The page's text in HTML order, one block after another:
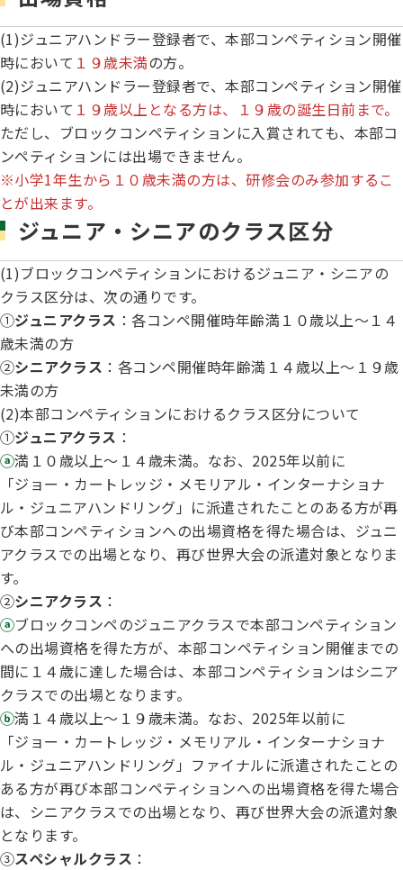
ジャパンケネルクラブチャンネルYouTube
ガゼットのご案内
犬種別犬籍登録頭数
長寿犬表彰について
災害救助犬の育成
ジャックブログ
遺伝子疾患について考えよう
「動物の愛護及び管理に関する法律」
股関節形成不全症(HD)と肘関節異形成症(ED)について
人工授精について
子犬を繁殖した方へ 〜 子犬の正式な名前のつけ方
血統証明書・よくあるご質問
Obtaining the JKC Certified Export Pedigree
フライボール競技会
オビディエンス競技会
IGP
BH
ドッグダンス
トリミング競技会
ハンドリング競技会
ジュニアハンドラー
過去の大会結果
犬の絵コンクールについて
愛犬とのふれあい写真コンテストについて
愛犬とのふれあいの俳句について
アニマル衛生士
自主研修会／日程
(1)ジュニアハンドラー登録者で、本部コンペティション開催
時において １９歳未満の方。
(2)ジュニアハンドラー登録者で、本部コンペティション開催
時において １９歳以上となる方は、１９歳の誕生日前まで。
ただし、ブロックコンペティションに入賞されても、本部コ
ンペティションには出場できません。
※小学1年生から１０歳未満の方は、研修会のみ参加するこ
とが出来ます。
ジュニア・シニアのクラス区分
(1)ブロックコンペティションにおけるジュニア・シニアの
クラス区分は、次の通りです。
①ジュニアクラス ：各コンペ開催時年齢満１０歳以上～１４
歳未満の方
②シニアクラス ：各コンペ開催時年齢満１４歳以上～１９歳
未満の方
(2)本部コンペティションにおけるクラス区分について
①ジュニアクラス ：
ⓐ満１０歳以上～１４歳未満。なお、2025年以前に
「ジョー・カートレッジ・メモリアル・インターナショナ
ル・ジュニアハンドリング」に派遣されたことのある方が再
び本部コンペティションへの出場資格を得た場合は、ジュニ
アクラスでの出場となり、再び世界大会の派遣対象となりま
す。
②シニアクラス ：
ⓐブロックコンペのジュニアクラスで本部コンペティション
への出場資格を得た方が、本部コンペティション開催までの
間に１４歳に達した場合は、本部コンペティションはシニア
クラスでの出場となります。
ⓑ満１４歳以上～１９歳未満。なお、2025年以前に
「ジョー・カートレッジ・メモリアル・インターナショナ
ル・ジュニアハンドリング」ファイナルに派遣されたことの
ある方が再び本部コンペティションへの出場資格を得た場合
は、シニアクラスでの出場となり、再び世界大会の派遣対象
となります。
③スペシャルクラス ：